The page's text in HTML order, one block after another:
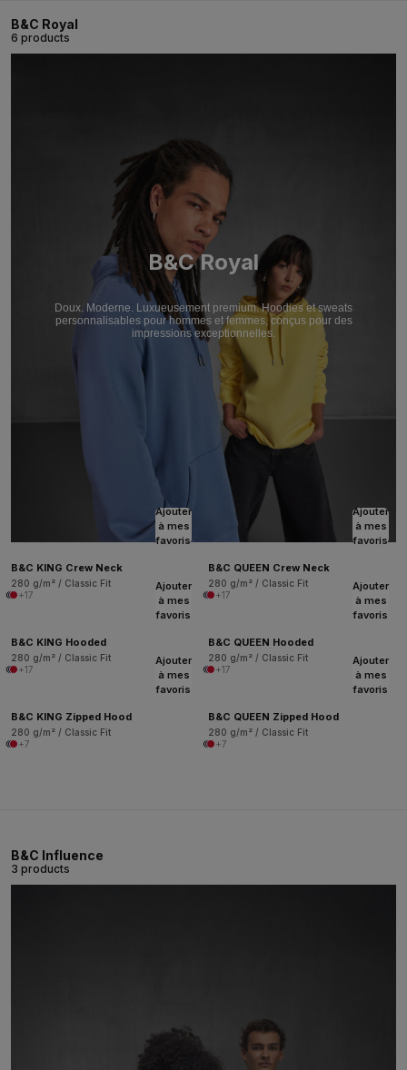
B&C Royal
6 products
B&C Royal
Doux. Moderne. Luxueusement premium. Hoodies et sweats
personnalisables pour hommes et femmes, conçus pour des
impressions exceptionnelles.
Ajouter
à mes
favoris
B&C KING Crew Neck
280 g/m² / Classic Fit
+17
Ajouter
à mes
favoris
B&C QUEEN Crew Neck
280 g/m² / Classic Fit
+17
Ajouter
à mes
favoris
B&C KING Hooded
280 g/m² / Classic Fit
+17
Ajouter
à mes
favoris
B&C QUEEN Hooded
280 g/m² / Classic Fit
+17
Ajouter
à mes
favoris
B&C KING Zipped Hood
280 g/m² / Classic Fit
+7
Ajouter
à mes
favoris
B&C QUEEN Zipped Hood
280 g/m² / Classic Fit
+7
B&C Influence
3 products